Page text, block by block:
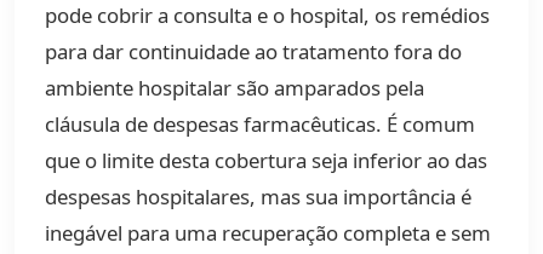
pode cobrir a consulta e o hospital, os remédios
para dar continuidade ao tratamento fora do
ambiente hospitalar são amparados pela
cláusula de despesas farmacêuticas. É comum
que o limite desta cobertura seja inferior ao das
despesas hospitalares, mas sua importância é
inegável para uma recuperação completa e sem